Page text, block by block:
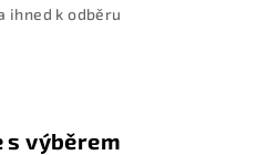
ihned k odběru
s výběrem